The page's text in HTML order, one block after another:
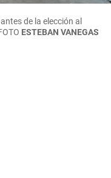
de la elección al
ESTEBAN VANEGAS